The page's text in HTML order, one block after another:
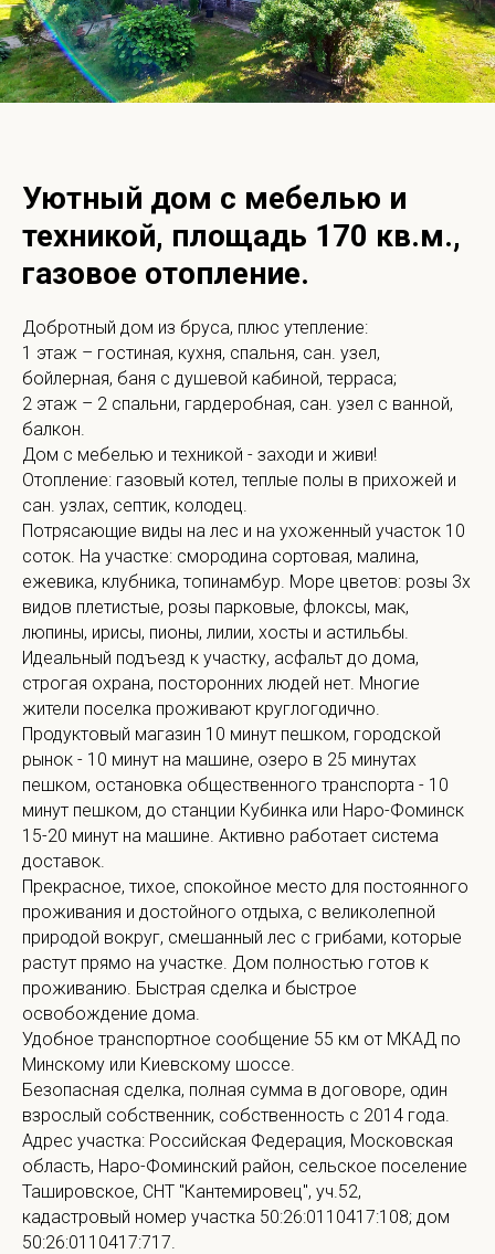
Уютный дом с мебелью и
техникой, площадь 170 кв.м.,
газовое отопление.
Добротный дом из бруса, плюс утепление:
1 этаж – гостиная, кухня, спальня, сан. узел,
бойлерная, баня с душевой кабиной, терраса;
2 этаж – 2 спальни, гардеробная, сан. узел с ванной,
балкон.
Дом с мебелью и техникой - заходи и живи!
Отопление: газовый котел, теплые полы в прихожей и
сан. узлах, септик, колодец.
Потрясающие виды на лес и на ухоженный участок 10
соток. На участке: смородина сортовая, малина,
ежевика, клубника, топинамбур. Море цветов: розы 3х
видов плетистые, розы парковые, флоксы, мак,
люпины, ирисы, пионы, лилии, хосты и астильбы.
Идеальный подъезд к участку, асфальт до дома,
строгая охрана, посторонних людей нет. Многие
жители поселка проживают круглогодично.
Продуктовый магазин 10 минут пешком, городской
рынок - 10 минут на машине, озеро в 25 минутах
пешком, остановка общественного транспорта - 10
минут пешком, до станции Кубинка или Наро-Фоминск
15-20 минут на машине. Активно работает система
доставок.
Прекрасное, тихое, спокойное место для постоянного
проживания и достойного отдыха, с великолепной
природой вокруг, смешанный лес с грибами, которые
растут прямо на участке. Дом полностью готов к
проживанию. Быстрая сделка и быстрое
освобождение дома.
Удобное транспортное сообщение 55 км от МКАД по
Минскому или Киевскому шоссе.
Безопасная сделка, полная сумма в договоре, один
взрослый собственник, собственность с 2014 года.
Адрес участка: Российская Федерация, Московская
область, Наро-Фоминский район, сельское поселение
Ташировское, СНТ "Кантемировец", уч.52,
кадастровый номер участка 50:26:0110417:108; дом
50:26:0110417:717.